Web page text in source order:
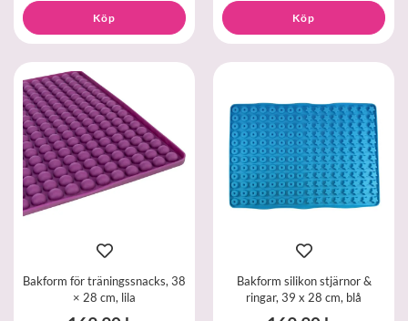
Köp Köp
Bakform för träningssnacks, 38
× 28 cm, lila
Bakform silikon stjärnor &
ringar, 39 x 28 cm, blå